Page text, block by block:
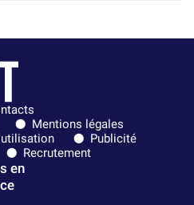
Mentions légales
Publicité
Recrutement
en